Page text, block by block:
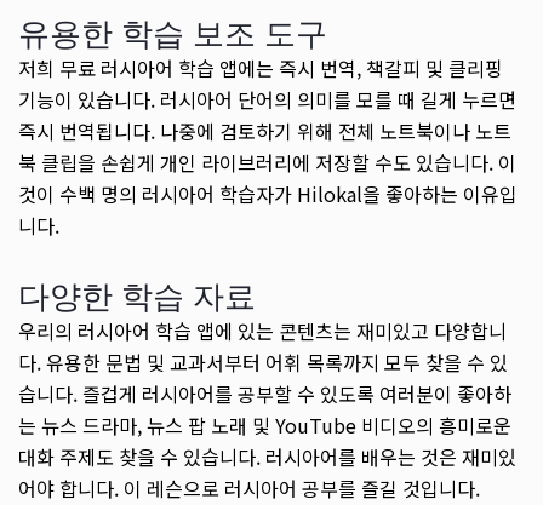
유용한 학습 보조 도구
저희 무료 러시아어 학습 앱에는 즉시 번역, 책갈피 및 클리핑
기능이 있습니다. 러시아어 단어의 의미를 모를 때 길게 누르면
즉시 번역됩니다. 나중에 검토하기 위해 전체 노트북이나 노트
북 클립을 손쉽게 개인 라이브러리에 저장할 수도 있습니다. 이
것이 수백 명의 러시아어 학습자가 Hilokal을 좋아하는 이유입
니다.
다양한 학습 자료
우리의 러시아어 학습 앱에 있는 콘텐츠는 재미있고 다양합니
다. 유용한 문법 및 교과서부터 어휘 목록까지 모두 찾을 수 있
습니다. 즐겁게 러시아어를 공부할 수 있도록 여러분이 좋아하
는 뉴스 드라마, 뉴스 팝 노래 및 YouTube 비디오의 흥미로운
대화 주제도 찾을 수 있습니다. 러시아어를 배우는 것은 재미있
어야 합니다. 이 레슨으로 러시아어 공부를 즐길 것입니다.